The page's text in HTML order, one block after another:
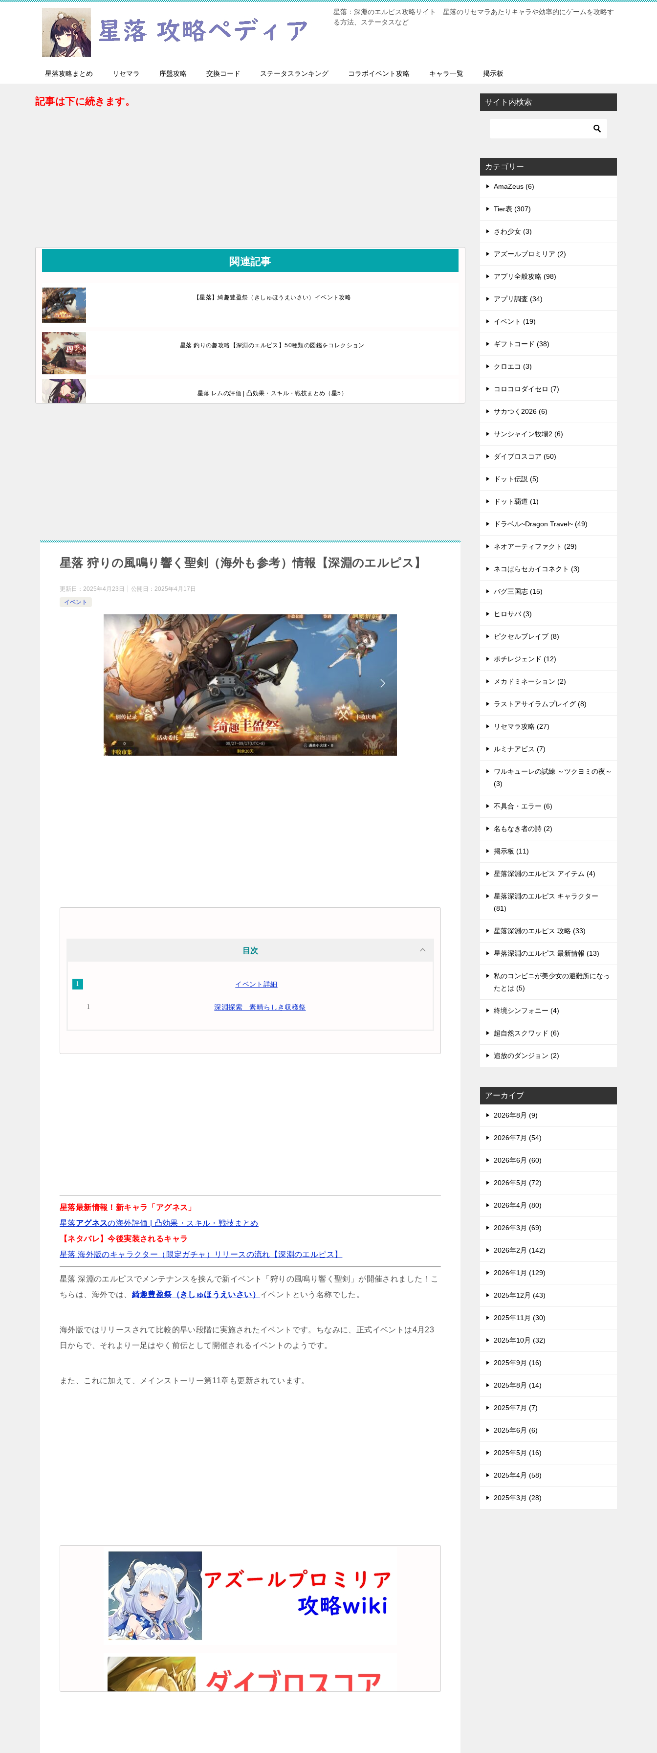
星落：深淵のエルピス攻略サイト 星落のリセマラあたりキャラや効率的にゲームを攻略す
る方法、ステータスなど
星落攻略まとめ リセマラ 序盤攻略 交換コード ステータスランキング コラボイベント攻略 キャラ一覧 掲示板
記事は下に続きます。
関連記事
【星落】綺趣豊盈祭（きしゅほうえいさい）イベント攻略
星落 釣りの趣攻略【深淵のエルピス】50種類の図鑑をコレクション
星落 レムの評価 | 凸効果・スキル・戦技まとめ（星5）
星落 狩りの風鳴り響く聖剣（海外も参考）情報【深淵のエルピス】
更新日： 2025年4月23日 公開日： 2025年4月17日
イベント
目次
イベント詳細
深淵探索 素晴らしき収穫祭
星落 巡道荒神の攻略！ランキング上位者の編成パーティ考察【深淵のエルピス】
【小技】星落のミニゲームは即退出しても1回にカウントされる
ドキドキディフェンスのイベントスケジュールまとめ
星落最新情報！新キャラ「アグネス」
星落アグネスの海外評価 | 凸効果・スキル・戦技まとめ️
【ネタバレ】今後実装されるキャラ
星落 海外版のキャラクター（限定ガチャ）リリースの流れ【深淵のエルピス】
星落 深淵のエルピスでメンテナンスを挟んで新イベント「狩りの風鳴り響く聖剣」が開催されました！こ
ちらは、海外では、 綺趣豊盈祭（きしゅほうえいさい） イベントという名称でした。
海外版ではリリースされて比較的早い段階に実施されたイベントです。ちなみに、正式イベントは4月23
日からで、それより一足はやく前伝として開催されるイベントのようです。
また、これに加えて、メインストーリー第11章も更新されています。
サイト内検索
カテゴリー
AmaZeus (6)
Tier表 (307)
さわ少女 (3)
アズールプロミリア (2)
アプリ全般攻略 (98)
アプリ調査 (34)
イベント (19)
ギフトコード (38)
クロエコ (3)
コロコロダイセロ (7)
サカつく2026 (6)
サンシャイン牧場2 (6)
ダイブロスコア (50)
ドット伝説 (5)
ドット覇道 (1)
ドラベル~Dragon Travel~ (49)
ネオアーティファクト (29)
ネコぱらセカイコネクト (3)
バグ三国志 (15)
ヒロサバ (3)
ピクセルブレイブ (8)
ポチレジェンド (12)
メカドミネーション (2)
ラストアサイラムプレイグ (8)
リセマラ攻略 (27)
ルミナアビス (7)
ワルキューレの試練 ～ツクヨミの夜～
(3)
不具合・エラー (6)
名もなき者の詩 (2)
掲示板 (11)
星落深淵のエルピス アイテム (4)
星落深淵のエルピス キャラクター
(81)
星落深淵のエルピス 攻略 (33)
星落深淵のエルピス 最新情報 (13)
私のコンビニが美少女の避難所になっ
たとは (5)
終境シンフォニー (4)
超自然スクワッド (6)
追放のダンジョン (2)
アーカイブ
2026年8月 (9)
2026年7月 (54)
2026年6月 (60)
2026年5月 (72)
2026年4月 (80)
2026年3月 (69)
2026年2月 (142)
2026年1月 (129)
2025年12月 (43)
2025年11月 (30)
2025年10月 (32)
2025年9月 (16)
2025年8月 (14)
2025年7月 (7)
2025年6月 (6)
2025年5月 (16)
2025年4月 (58)
2025年3月 (28)